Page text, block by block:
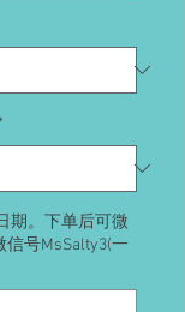
*
期。下单后可微
信号MsSalty3(一